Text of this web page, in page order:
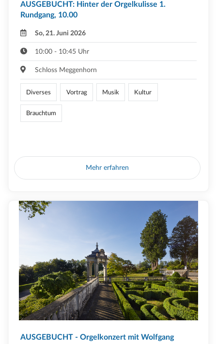
AUSGEBUCHT: Hinter der Orgelkulisse 1.
Rundgang, 10.00
So, 21. Juni 2026
10:00 - 10:45 Uhr
Schloss Meggenhorn
Diverses Vortrag Musik Kultur
Brauchtum
Mehr erfahren
AUSGEBUCHT - Orgelkonzert mit Wolfgang